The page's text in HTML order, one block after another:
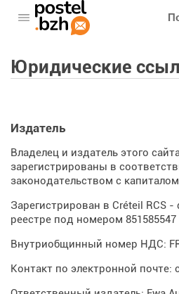
Открыть меню
Юридические
Издатель
Владелец и издатель этого
зарегистрированы в
законодательством с
Зарегистрирован в Créteil RCS
реестре под номером 851585547
Внутриобщинный номер НДС:
Контакт по электронной почте: